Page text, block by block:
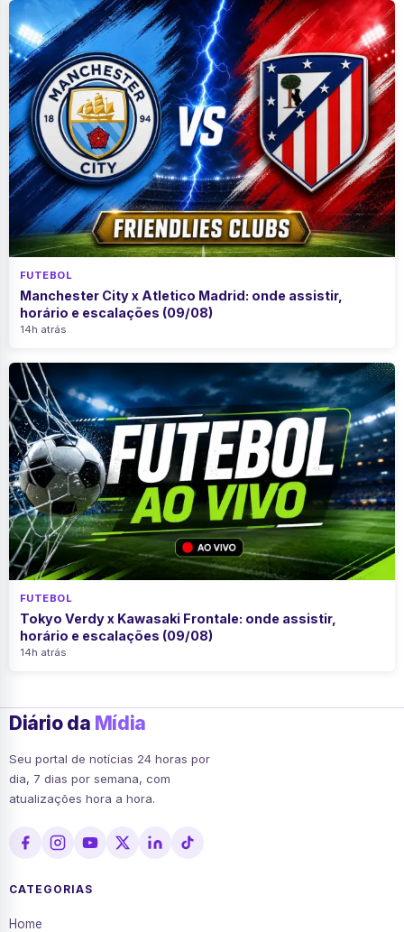
FUTEBOL
Manchester City x Atletico Madrid: onde assistir,
horário e escalações (09/08)
14h atrás
FUTEBOL
Tokyo Verdy x Kawasaki Frontale: onde assistir,
horário e escalações (09/08)
14h atrás
Diário da Mídia
Seu portal de notícias 24 horas por
dia, 7 dias por semana, com
atualizações hora a hora.
CATEGORIAS
Home